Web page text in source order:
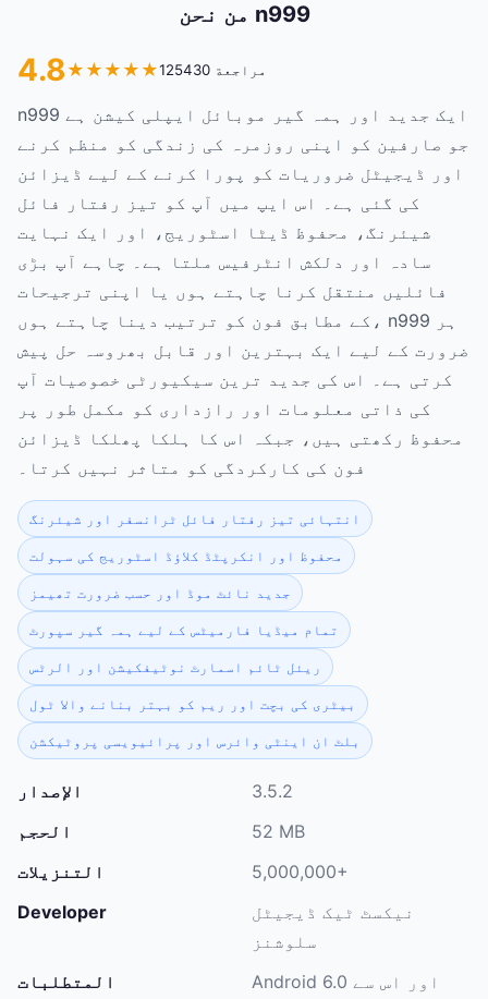
من نحن n999
4.8★ ★ ★ ★ ★ 125430 مراجعة
n999 ایک جدید اور ہمہ گیر موبائل ایپلی کیشن ہے
جو صارفین کو اپنی روزمرہ کی زندگی کو منظم کرنے
اور ڈیجیٹل ضروریات کو پورا کرنے کے لیے ڈیزائن
کی گئی ہے۔ اس ایپ میں آپ کو تیز رفتار فائل
شیئرنگ، محفوظ ڈیٹا اسٹوریج، اور ایک نہایت
سادہ اور دلکش انٹرفیس ملتا ہے۔ چاہے آپ بڑی
فائلیں منتقل کرنا چاہتے ہوں یا اپنی ترجیحات
کے مطابق فون کو ترتیب دینا چاہتے ہوں، n999 ہر
ضرورت کے لیے ایک بہترین اور قابل بھروسہ حل پیش
کرتی ہے۔ اس کی جدید ترین سیکیورٹی خصوصیات آپ
کی ذاتی معلومات اور رازداری کو مکمل طور پر
محفوظ رکھتی ہیں، جبکہ اس کا ہلکا پھلکا ڈیزائن
فون کی کارکردگی کو متاثر نہیں کرتا۔
انتہائی تیز رفتار فائل ٹرانسفر اور شیئرنگ
محفوظ اور انکرپٹڈ کلاؤڈ اسٹوریج کی سہولت
جدید نائٹ موڈ اور حسب ضرورت تھیمز
تمام میڈیا فارمیٹس کے لیے ہمہ گیر سپورٹ
ریئل ٹائم اسمارٹ نوٹیفکیشن اور الرٹس
بیٹری کی بچت اور ریم کو بہتر بنانے والا ٹول
بلٹ ان اینٹی وائرس اور پرائیویسی پروٹیکشن
الإصدار
3.5.2
الحجم
52 MB
التنزيلات
5,000,000+
Developer
نیکسٹ ٹیک ڈیجیٹل
سلوشنز
المتطلبات
Android 6.0 اور اس سے